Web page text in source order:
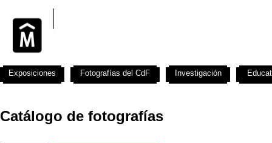
Catálogo de fotografías
Exposiciones Fotografías del CdF Investigación